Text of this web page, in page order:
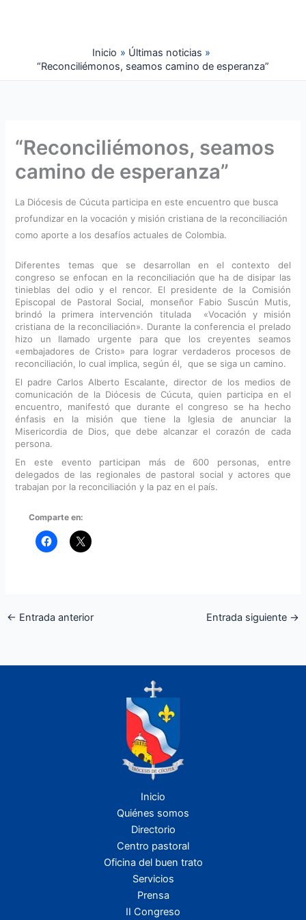
Inicio
Últimas noticias
“Reconciliémonos, seamos camino de esperanza”
“Reconciliémonos, seamos
camino de esperanza”
La Diócesis de Cúcuta participa en este encuentro que busca
profundizar en la vocación y misión cristiana de la reconciliación
como aporte a los desafíos actuales de Colombia.
Diferentes temas que se desarrollan en el contexto del
congreso se enfocan en la reconciliación que ha de disipar las
tinieblas del odio y el rencor. El presidente de la Comisión
Episcopal de Pastoral Social, monseñor Fabio Suscún Mutis,
brindó la primera intervención titulada «Vocación y misión
cristiana de la reconciliación». Durante la conferencia el prelado
hizo un llamado urgente para que los creyentes seamos
«embajadores de Cristo» para lograr verdaderos procesos de
reconciliación, lo cual implica, según él, que se siga un camino.
El padre Carlos Alberto Escalante, director de los medios de
comunicación de la Diócesis de Cúcuta, quien participa en el
encuentro, manifestó que durante el congreso se ha hecho
énfasis en la misión que tiene la Iglesia de anunciar la
Misericordia de Dios, que debe alcanzar el corazón de cada
persona.
En este evento participan más de 600 personas, entre
delegados de las regionales de pastoral social y actores que
trabajan por la reconciliación y la paz en el país.
Comparte en:
← Entrada anterior Entrada siguiente →
Inicio
Quiénes somos
Directorio
Centro pastoral
Oficina del buen trato
Servicios
Prensa
II Congreso